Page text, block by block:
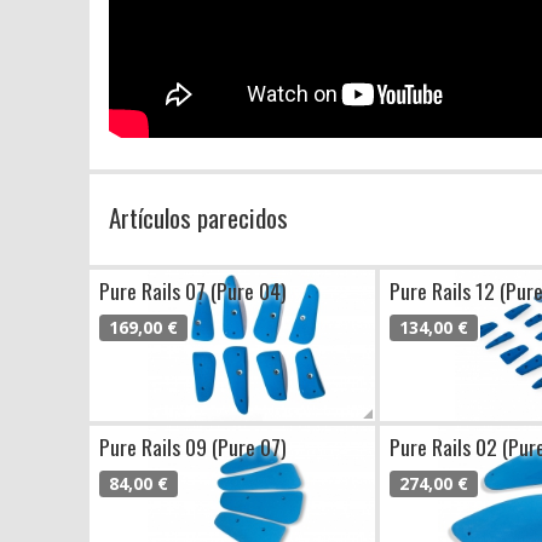
Artículos parecidos
Pure Rails 07 (Pure 04)
169,00 €
Pure Rails 12
134,00 €
Pure Rails 09 (Pure 07)
84,00 €
Pure Rails 02
274,00 €